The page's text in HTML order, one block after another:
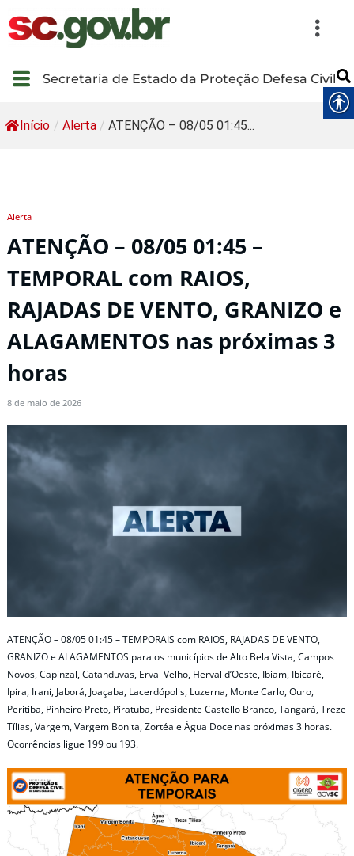
Secretaria de Estado da Proteção Defesa Civil
Início / Alerta / ATENÇÃO – 08/05 01:45...
Alerta
ATENÇÃO – 08/05 01:45 –
TEMPORAL com RAIOS,
RAJADAS DE VENTO, GRANIZO e
ALAGAMENTOS nas próximas 3
horas
8 de maio de 2026
ATENÇÃO – 08/05 01:45 – TEMPORAIS com RAIOS, RAJADAS DE VENTO,
GRANIZO e ALAGAMENTOS para os municípios de Alto Bela Vista, Campos
Novos, Capinzal, Catanduvas, Erval Velho, Herval d’Oeste, Ibiam, Ibicaré,
Ipira, Irani, Jaborá, Joaçaba, Lacerdópolis, Luzerna, Monte Carlo, Ouro,
Peritiba, Pinheiro Preto, Piratuba, Presidente Castello Branco, Tangará, Treze
Tílias, Vargem, Vargem Bonita, Zortéa e Água Doce nas próximas 3 horas.
Ocorrências ligue 199 ou 193.